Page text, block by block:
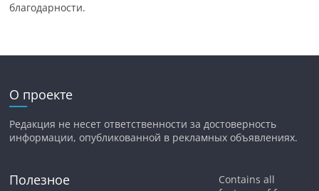
благодарности.
О проекте
Редакция не несет ответственности за достоверность
информации, опубликованной в рекламных объявлениях.
Полезное
Contains all